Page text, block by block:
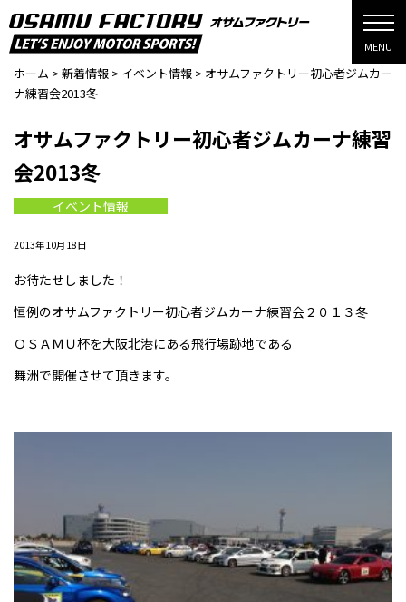
MENU
ホーム > 新着情報 > イベント情報 > オサムファクトリー初心者ジムカー
ナ練習会2013冬
オサムファクトリー初心者ジムカーナ練習
会2013冬
イベント情報
2013年10月18日
お待たせしました！
恒例のオサムファクトリー初心者ジムカーナ練習会２０１３冬
ＯＳＡＭＵ杯を大阪北港にある飛行場跡地である
舞洲で開催させて頂きます。